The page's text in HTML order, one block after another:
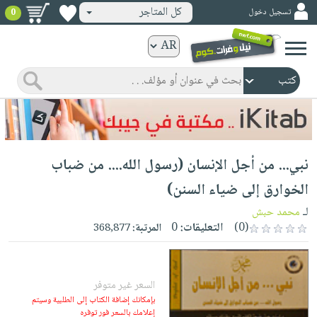
ورقية
المواضيع
صدر
حديثاً
الأكثر
مبيعاً
جوائز
شحن
مخفض
عروض
خاصة
صفحات
مشوقة
كتب
الكترونية
الصفحة
الرئيسية
صدر
حديثاً
الأكثر
مبيعاً
مجانية
كتب
صوتية
الصفحة
الرئيسية
masmu3
بلا
حدود
أطفال
وناشئة
الصفحة
وسائل
تسجيل دخول كل المتاجر 0
نبي... من أجل الإنسان (رسول الله.... من ضباب
الخوارق إلى ضياء السنن)
لـمحمد حبش
(0)
التعليقات:0 المرتبة:368,877
السعر غير متوفر
بإمكانك إضافة الكتاب إلى الطلبية وسيتم
إعلامك بالسعر فور توفره